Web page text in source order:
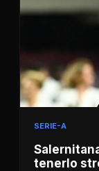
SERIE-A
tenerlo